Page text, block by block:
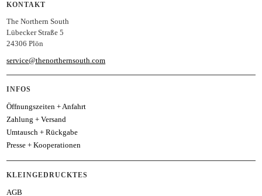
KONTAKT
The Northern South
Lübecker Straße 5
24306 Plön
service@thenorthernsouth.com
INFOS
Öffnungszeiten + Anfahrt
Zahlung + Versand
Umtausch + Rückgabe
Presse + Kooperationen
KLEINGEDRUCKTES
AGB